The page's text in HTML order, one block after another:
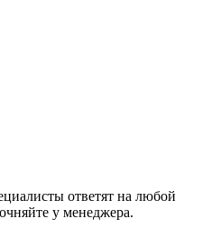
ответят на любой
у менеджера.